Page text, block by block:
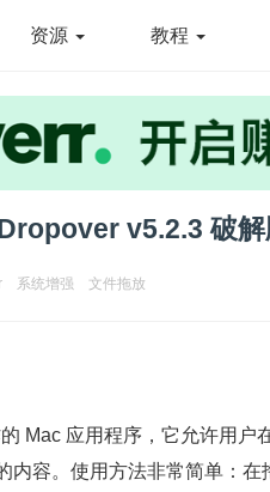
资源 教程
v5.2.3 破解
系统增强 文件拖放
Mac 应用程序，它允许用户
内容。使用方法非常简单：